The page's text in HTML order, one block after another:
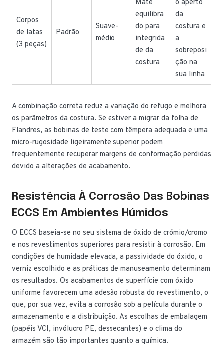
Corpos
de latas
(3 peças)
Padrão
Suave-
médio
Mate
equilibra
do para
integrida
de da
costura
o aperto
da
costura e
a
sobreposi
ção na
sua linha
A combinação correta reduz a variação do refugo e melhora
os parâmetros da costura. Se estiver a migrar da folha de
Flandres, as bobinas de teste com têmpera adequada e uma
micro-rugosidade ligeiramente superior podem
frequentemente recuperar margens de conformação perdidas
devido a alterações de acabamento.
Resistência À Corrosão Das Bobinas
ECCS Em Ambientes Húmidos
O ECCS baseia-se no seu sistema de óxido de crómio/cromo
e nos revestimentos superiores para resistir à corrosão. Em
condições de humidade elevada, a passividade do óxido, o
verniz escolhido e as práticas de manuseamento determinam
os resultados. Os acabamentos de superfície com óxido
uniforme favorecem uma adesão robusta do revestimento, o
que, por sua vez, evita a corrosão sob a película durante o
armazenamento e a distribuição. As escolhas de embalagem
(papéis VCI, invólucro PE, dessecantes) e o clima do
armazém são tão importantes quanto a química.